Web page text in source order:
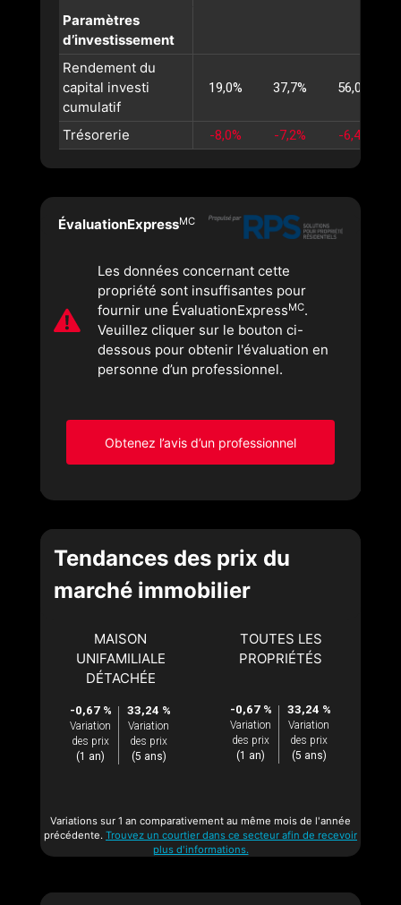
Paramètres
d’investissement
Rendement du
capital investi
cumulatif
19,0% 37,7% 56,0%
Trésorerie -8,0% -7,2% -6,4%
ÉvaluationExpressMC
Les données concernant cette
propriété sont insuffisantes pour
fournir une ÉvaluationExpressMC.
Veuillez cliquer sur le bouton ci-
dessous pour obtenir l'évaluation en
personne d’un professionnel.
Obtenez l’avis d’un professionnel
Tendances des prix du
marché immobilier
MAISON
UNIFAMILIALE
DÉTACHÉE
-0,67 %
Variation
des prix
(1 an)
33,24 %
Variation
des prix
(5 ans)
TOUTES LES
PROPRIÉTÉS
-0,67 %
Variation
des prix
(1 an)
33,24 %
Variation
des prix
(5 ans)
Variations sur 1 an comparativement au même mois de l'année
précédente. Trouvez un courtier dans ce secteur afin de recevoir
plus d'informations.